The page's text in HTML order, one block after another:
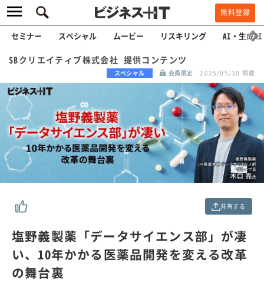
無料登録
セミナー スペシャル ムービー リスキリング AI・生成AI
SBクリエイティブ株式会社 提供コンテンツ
スペシャル 会員限定 2025/05/30 掲載
共有する
塩野義製薬「データサイエンス部」が凄
い、10年かかる医薬品開発を変える改革
の舞台裏